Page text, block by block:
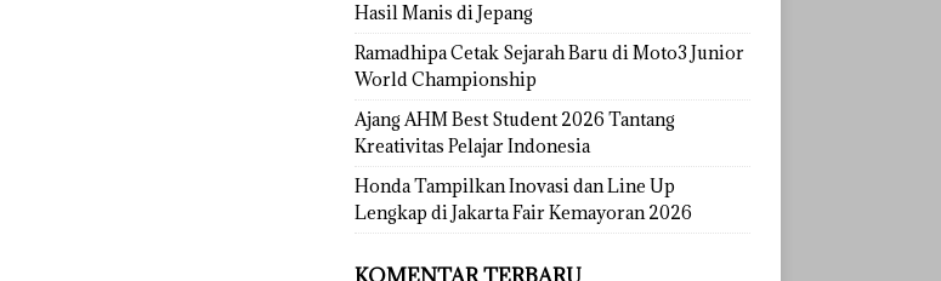
Hasil Manis di Jepang
Ramadhipa Cetak Sejarah Baru di Moto3 Junior
World Championship
Ajang AHM Best Student 2026 Tantang
Kreativitas Pelajar Indonesia
Honda Tampilkan Inovasi dan Line Up
Lengkap di Jakarta Fair Kemayoran 2026